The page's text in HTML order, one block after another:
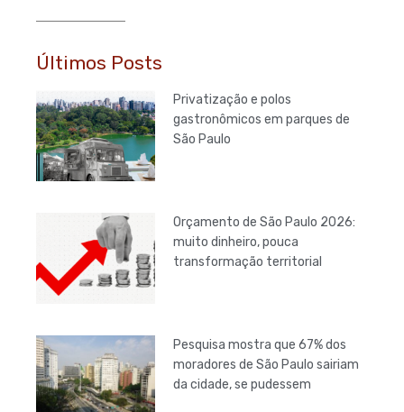
Últimos Posts
Privatização e polos
gastronômicos em parques de
São Paulo
Orçamento de São Paulo 2026:
muito dinheiro, pouca
transformação territorial
Pesquisa mostra que 67% dos
moradores de São Paulo sairiam
da cidade, se pudessem